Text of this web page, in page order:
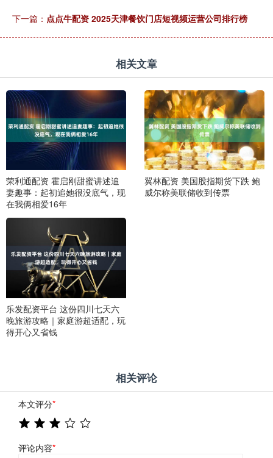
下一篇： 点点牛配资 2025天津餐饮门店短视频运营公司排行榜
相关文章
荣利通配资 霍启刚甜蜜讲述追
妻趣事：起初追她很没底气，现
在我俩相爱16年
翼林配资 美国股指期货下跌 鲍
威尔称美联储收到传票
乐发配资平台 这份四川七天六
晚旅游攻略｜家庭游超适配，玩
得开心又省钱
相关评论
本文评分*
评论内容*